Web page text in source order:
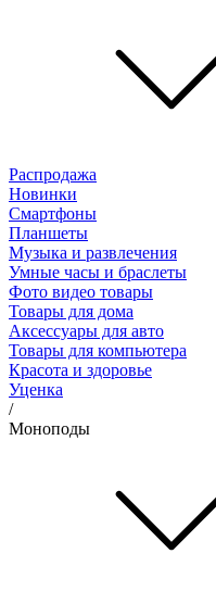
Распродажа
Новинки
Смартфоны
Планшеты
Музыка и развлечения
Умные часы и браслеты
Фото видео товары
Товары для дома
Аксессуары для авто
Товары для компьютера
Красота и здоровье
Уценка
/
Моноподы